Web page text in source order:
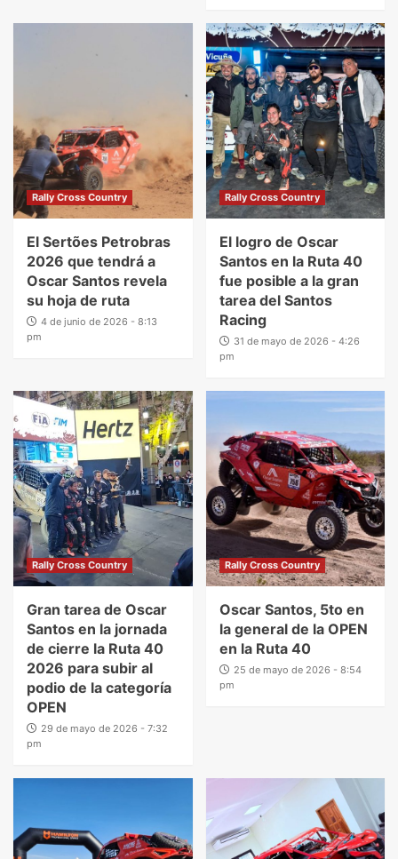
Rally Cross Country
El Sertões Petrobras
2026 que tendrá a
Oscar Santos revela
su hoja de ruta
4 de junio de 2026 - 8:13
pm
Rally Cross Country
El logro de Oscar
Santos en la Ruta 40
fue posible a la gran
tarea del Santos
Racing
31 de mayo de 2026 - 4:26
pm
Rally Cross Country
Gran tarea de Oscar
Santos en la jornada
de cierre la Ruta 40
2026 para subir al
podio de la categoría
OPEN
29 de mayo de 2026 - 7:32
pm
Rally Cross Country
Oscar Santos, 5to en
la general de la OPEN
en la Ruta 40
25 de mayo de 2026 - 8:54
pm